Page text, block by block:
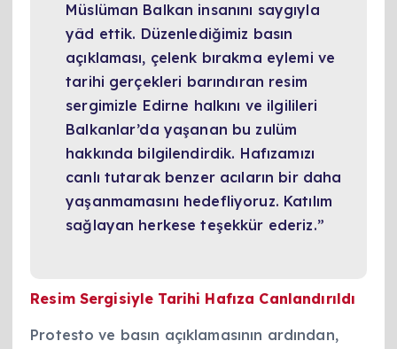
Müslüman Balkan insanını saygıyla
yâd ettik. Düzenlediğimiz basın
açıklaması, çelenk bırakma eylemi ve
tarihi gerçekleri barındıran resim
sergimizle Edirne halkını ve ilgilileri
Balkanlar’da yaşanan bu zulüm
hakkında bilgilendirdik. Hafızamızı
canlı tutarak benzer acıların bir daha
yaşanmamasını hedefliyoruz. Katılım
sağlayan herkese teşekkür ederiz.”
Resim Sergisiyle Tarihi Hafıza Canlandırıldı
Protesto ve basın açıklamasının ardından,